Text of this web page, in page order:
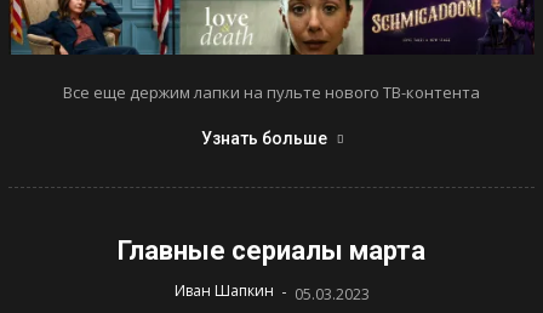
Все еще держим лапки на пульте нового ТВ-контента
Узнать больше
Главные сериалы марта
Иван Шапкин - 05.03.2023